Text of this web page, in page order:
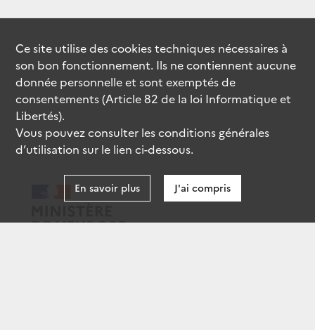
Ce site utilise descookiestechniques nécessaires à
son bon fonctionnement. Ils ne contiennent aucune
donnée personnelle et sont exemptés de
consentements (Article 82 de la loi Informatique et
Libertés).
Vous pouvez consulter les conditions générales
d’utilisation sur le lien ci-dessous.
En savoir plus J'ai compris